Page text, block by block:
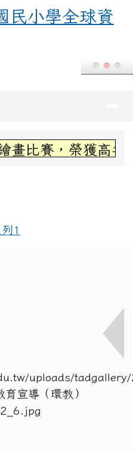
小學全球資訊
民小學全球資
賽，榮獲高年級組
1